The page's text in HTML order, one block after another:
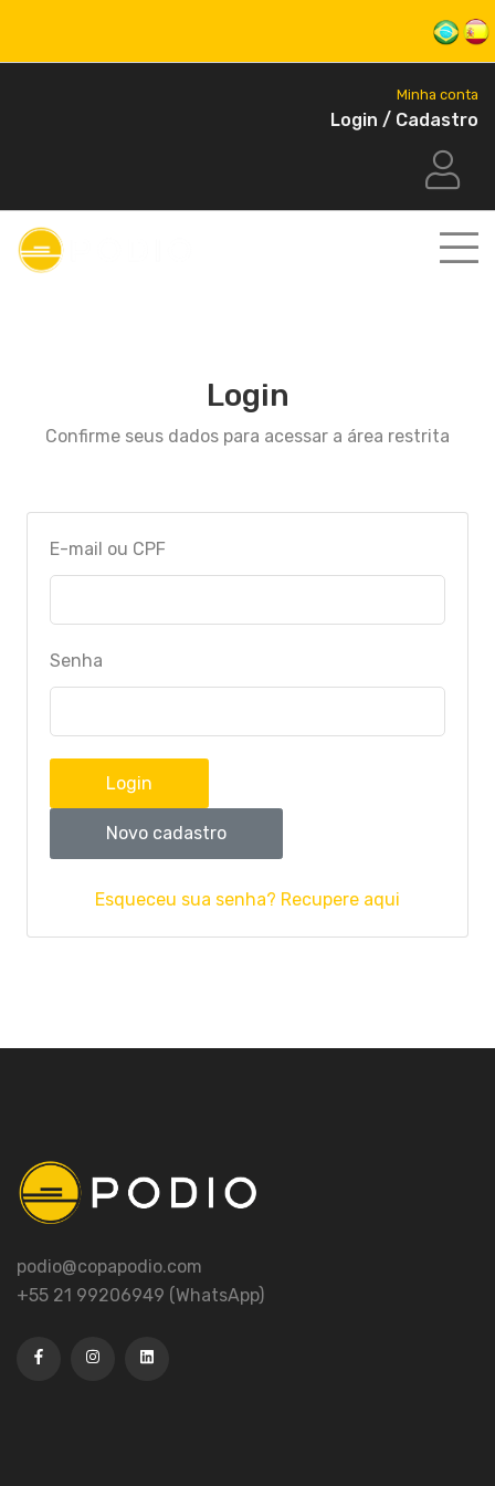
Minha conta
Login / Cadastro
Login
Confirme seus dados para acessar a área restrita
E-mail ou CPF
Senha
Login
Novo cadastro
Esqueceu sua senha? Recupere aqui
podio@copapodio.com
+55 21 99206949 (WhatsApp)